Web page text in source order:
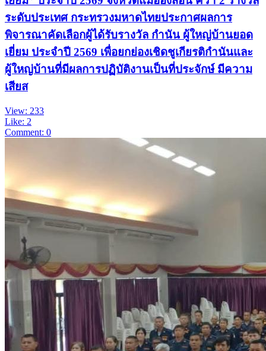
ระดับประเทศ กระทรวงมหาดไทยประกาศผลการ
พิจารณาคัดเลือกผู้ได้รับรางวัล กำนัน ผู้ใหญ่บ้านยอด
เยี่ยม ประจำปี 2569 เพื่อยกย่องเชิดชูเกียรติกำนันและ
ผู้ใหญ่บ้านที่มีผลการปฏิบัติงานเป็นที่ประจักษ์ มีความ
เสียส
View: 233
Like: 2
Comment: 0